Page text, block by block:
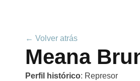
← Volver atrás
Meana
Perfil histórico: Represor